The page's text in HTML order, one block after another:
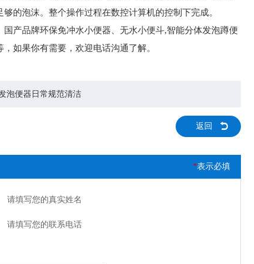
的泡沫。整个操作过程在数控计算机的控制下完成。
产品牌环保免冲水小便器、无水小便斗,智能分体发泡蹲便
如果你有需要，欢迎电话沟通了解。
泡便器日常规范清洁
返回
*表示必填
请填写您的真实姓名
请填写您的联系电话